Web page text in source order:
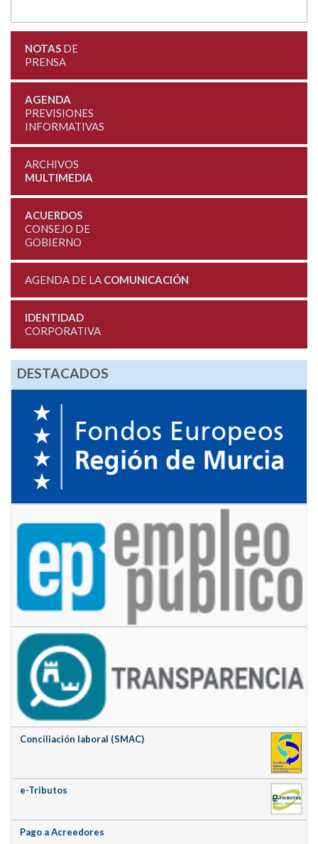
NOTASDE
PRENSA
AGENDA
PREVISIONES
INFORMATIVAS
ARCHIVOS
MULTIMEDIA
ACUERDOS
CONSEJO DE
GOBIERNO
AGENDA DE LA COMUNICACIÓN
IDENTIDAD
CORPORATIVA
DESTACADOS
Conciliación laboral (SMAC)
e-Tributos
Pago a Acreedores